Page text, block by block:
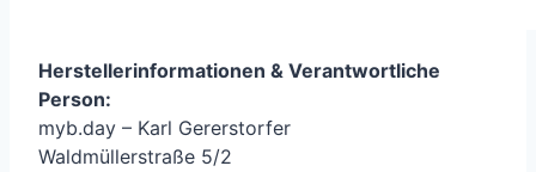
Herstellerinformationen & Verantwortliche
Person:
myb.day – Karl Gererstorfer
Waldmüllerstraße 5/2